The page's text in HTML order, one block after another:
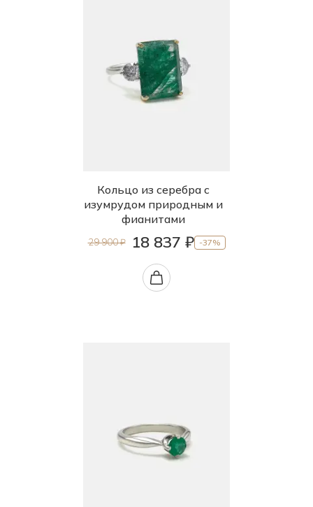
Кольцо из серебра с
изумрудом природным и
фианитами
29 900 ₽ 18 837 ₽ -37%